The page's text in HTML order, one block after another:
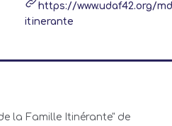
https://www.udaf42.org/
itinerante
la Famille Itinérante" de